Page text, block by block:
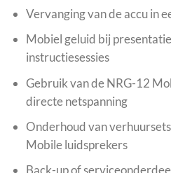
Vervanging van de accu in
Mobiel geluid bij
instructiesessies
Gebruik van de NRG-12
directe netspanning
Onderhoud van
Mobile luidsprekers
Back-up of